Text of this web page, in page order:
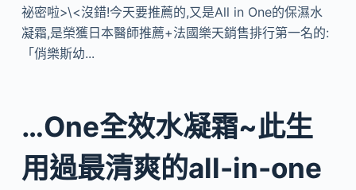
祕密啦>\<沒錯!今天要推薦的,又是All in One的保濕水
凝霜,是榮獲日本醫師推薦+法國樂天銷售排行第一名的:
「俏樂斯幼...
…One全效水凝霜~此生
用過最清爽的all-in-one